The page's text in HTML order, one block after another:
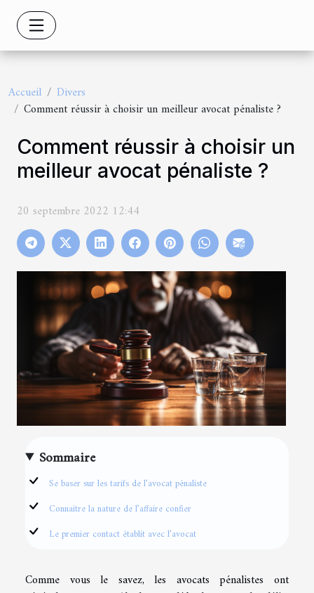
Accueil
Divers
Comment réussir à choisir un meilleur avocat pénaliste ?
Comment réussir à choisir un
meilleur avocat pénaliste ?
20 septembre 2022 12:44
Sommaire
Se baser sur les tarifs de l’avocat pénaliste
Connaitre la nature de l’affaire confier
Le premier contact établit avec l’avocat
Comme vous le savez, les avocats pénalistes ont